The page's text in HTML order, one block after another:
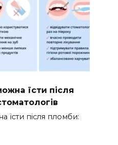
їсти після
їсти після пломби: